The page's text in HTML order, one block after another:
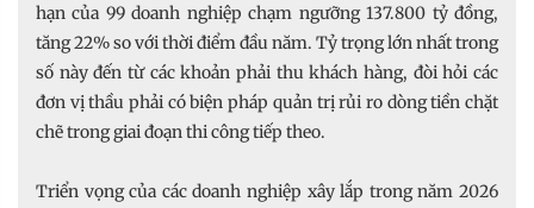
hạn của 99 doanh nghiệp chạm ngưỡng 137.800 tỷ đồng,
tăng 22% so với thời điểm đầu năm. Tỷ trọng lớn nhất trong
số này đến từ các khoản phải thu khách hàng, đòi hỏi các
đơn vị thầu phải có biện pháp quản trị rủi ro dòng tiền chặt
chẽ trong giai đoạn thi công tiếp theo.
Triển vọng của các doanh nghiệp xây lắp trong năm 2026